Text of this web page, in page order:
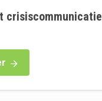
crisiscommunicatie